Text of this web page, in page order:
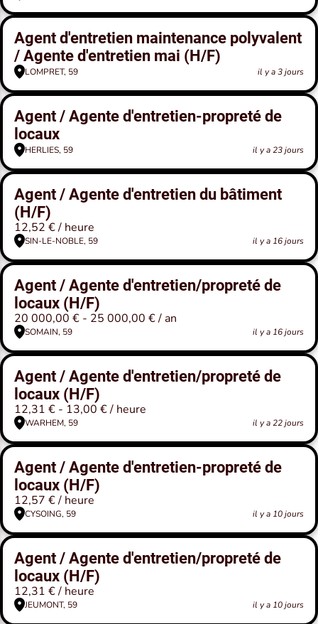
Agent d'entretien maintenance polyvalent
/ Agente d'entretien mai (H/F)
LOMPRET, 59 il y a 3 jours
Agent / Agente d'entretien-propreté de
locaux
HERLIES, 59 il y a 23 jours
Agent / Agente d'entretien du bâtiment
(H/F)
12,52 € / heure
SIN-LE-NOBLE, 59 il y a 16 jours
Agent / Agente d'entretien/propreté de
locaux (H/F)
20 000,00 € - 25 000,00 € / an
SOMAIN, 59 il y a 16 jours
Agent / Agente d'entretien/propreté de
locaux (H/F)
12,31 € - 13,00 € / heure
WARHEM, 59 il y a 22 jours
Agent / Agente d'entretien-propreté de
locaux (H/F)
12,57 € / heure
CYSOING, 59 il y a 10 jours
Agent / Agente d'entretien/propreté de
locaux (H/F)
12,31 € / heure
JEUMONT, 59 il y a 10 jours